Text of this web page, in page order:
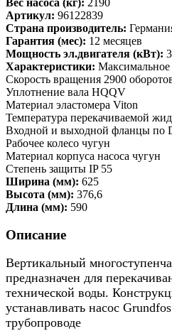
Артикул: 96122839
Страна производитель:
Гарантия (мес): 12 месяцев
Мощность эл.двигателя (кВт):
Характеристики: Максимальное
Скорость вращения 2900
Уплотнение вала HQQV
Материал эластомера Viton
Температура перекачиваемой
Входной и выходной фланцы по
Рабочее колесо чугун
Материал корпуса насоса чугун
Степень защиты IP 55
Ширина (мм): 625
Высота (мм): 376,6
Длина (мм): 590
Описание
Вертикальный
предназначен для
технической воды.
устанавливать насос
трубопроводе